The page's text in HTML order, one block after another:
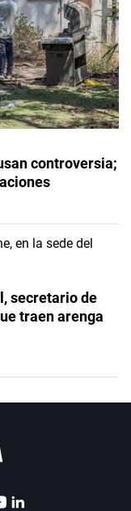
controversia;
secretario de
traen arenga